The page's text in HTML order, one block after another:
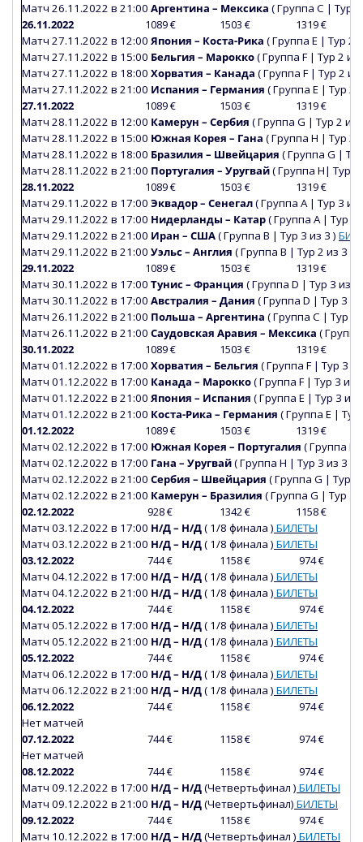
Матч 26.11.2022 в 21:00 Аргентина – Мексика (Группа С |Тур
26.11.2022
1089 € 1503 €
1319 €
Матч 27.11.2022 в 12:00 Япония – Коста-Рика (Группа Е |Тур 2
Матч 27.11.2022 в 15:00 Бельгия – Марокко(Группа F |Тур 2 из
Матч 27.11.2022 в 18:00 Хорватия – Канада (Группа F |Тур 2 из
Матч 27.11.2022 в 21:00 Испания – Германия (Группа E |Тур 2
27.11.2022
1089 € 1503 €
1319 €
Матч 28.11.2022 в 12:00 Камерун – Сербия (Группа G |Тур 2 из
Матч 28.11.2022 в 15:00 Южная Корея – Гана (Группа Н |Тур 2
Матч 28.11.2022 в 18:00 Бразилия – Швейцария (Группа G |
Матч 28.11.2022 в 21:00 Португалия – Уругвай(Группа Н|Тур
28.11.2022
1089 € 1503 €
1319 €
Матч 29.11.2022 в 17:00 Эквадор– Сенегал(Группа А |Тур 3 из
Матч 29.11.2022 в 17:00 Нидерланды – Катар(Группа А |Тур 3
Матч 29.11.2022 в 21:00 Иран – США(Группа В |Тур 3 из 3 )
Матч 29.11.2022 в 21:00 Уэльс – Англия (Группа В |Тур 2 из 3 )
29.11.2022
1089 € 1503 €
1319 €
Матч 30.11.2022 в 17:00 Тунис – Франция (Группа D |Тур 3 из 3
Матч 30.11.2022 в 17:00 Австралия – Дания (Группа D |Тур 3
Матч 26.11.2022 в 21:00 Польша – Аргентина (Группа С |Тур 3
Матч 26.11.2022 в 21:00 Саудовская Аравия – Мексика (
30.11.2022
1089 € 1503 €
1319 €
Матч 01.12.2022 в 17:00 Хорватия – Бельгия (Группа F |Тур 3
Матч 01.12.2022 в 17:00 Канада – Марокко(Группа F |Тур 3 из
Матч 01.12.2022 в 21:00 Япония – Испания (Группа Е |Тур 3 из
Матч 01.12.2022 в 21:00 Коста-Рика – Германия (Группа E |Тур
01.12.2022
1089 € 1503 €
1319 €
Матч 02.12.2022 в 17:00 Южная Корея – Португалия (Группа Н
Матч 02.12.2022 в 17:00 Гана – Уругвай(Группа Н |Тур 3 из 3 )
Матч 02.12.2022 в 21:00 Сербия – Швейцария (Группа G |Тур
Матч 02.12.2022 в 21:00 Камерун – Бразилия (Группа G |Тур 3
02.12.2022
928 € 1342 €
1158 €
Матч 03.12.2022 в 17:00 Н/Д – Н/Д( 1/8 финала ) БИЛЕТЫ
Матч 03.12.2022 в 21:00 Н/Д – Н/Д( 1/8 финала ) БИЛЕТЫ
03.12.2022
744 € 1158 €
974 €
Матч 04.12.2022 в 17:00 Н/Д – Н/Д( 1/8 финала ) БИЛЕТЫ
Матч 04.12.2022 в 21:00 Н/Д – Н/Д( 1/8 финала ) БИЛЕТЫ
04.12.2022
744 € 1158 €
974 €
Матч 05.12.2022 в 17:00 Н/Д – Н/Д( 1/8 финала ) БИЛЕТЫ
Матч 05.12.2022 в 21:00 Н/Д – Н/Д( 1/8 финала ) БИЛЕТЫ
05.12.2022
744 € 1158 €
974 €
Матч 06.12.2022 в 17:00 Н/Д – Н/Д( 1/8 финала ) БИЛЕТЫ
Матч 06.12.2022 в 21:00 Н/Д – Н/Д( 1/8 финала ) БИЛЕТЫ
06.12.2022
744 € 1158 €
974 €
Нет матчей
07.12.2022
744 € 1158 €
974 €
Нет матчей
08.12.2022
744 € 1158 €
974 €
Матч 09.12.2022 в 17:00 Н/Д – Н/Д(Четвертьфинал ) БИЛЕТЫ
Матч 09.12.2022 в 21:00 Н/Д – Н/Д(Четвертьфинал) БИЛЕТЫ
09.12.2022
744 € 1158 €
974 €
Матч 10.12.2022 в 17:00 Н/Д – Н/Д(Четвертьфинал ) БИЛЕТЫ